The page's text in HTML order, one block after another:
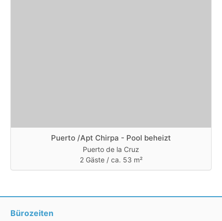
Puerto /Apt Chirpa - Pool beheizt
Puerto de la Cruz
2 Gäste / ca. 53 m²
Bürozeiten